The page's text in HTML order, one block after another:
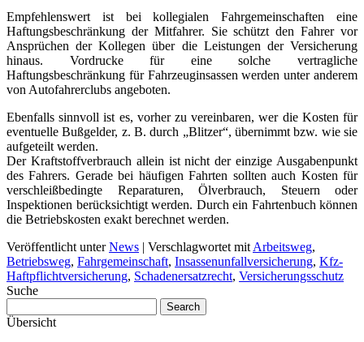
Empfehlenswert ist bei kollegialen Fahrgemeinschaften eine
Haftungsbeschränkung der Mitfahrer. Sie schützt den Fahrer vor
Ansprüchen der Kollegen über die Leistungen der Versicherung
hinaus. Vordrucke für eine solche vertragliche
Haftungsbeschränkung für Fahrzeuginsassen werden unter anderem
von Autofahrerclubs angeboten.
Ebenfalls sinnvoll ist es, vorher zu vereinbaren, wer die Kosten für
eventuelle Bußgelder, z. B. durch „Blitzer“, übernimmt bzw. wie sie
aufgeteilt werden.
Der Kraftstoffverbrauch allein ist nicht der einzige Ausgabenpunkt
des Fahrers. Gerade bei häufigen Fahrten sollten auch Kosten für
verschleißbedingte Reparaturen, Ölverbrauch, Steuern oder
Inspektionen berücksichtigt werden. Durch ein Fahrtenbuch können
die Betriebskosten exakt berechnet werden.
Veröffentlicht unter News | Verschlagwortet mit Arbeitsweg,
Betriebsweg, Fahrgemeinschaft, Insassenunfallversicherung, Kfz-
Haftpflichtversicherung, Schadenersatzrecht, Versicherungsschutz
Suche
Übersicht